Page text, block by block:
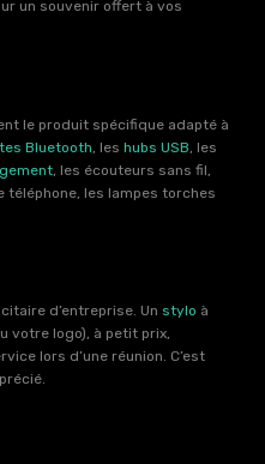
un souvenir offert à vos
le produit spécifique adapté à
Bluetooth , les hubs USB , les
, les écouteurs sans fil,
les lampes torches
d’entreprise. Un stylo à
votre logo), à petit prix,
lors d’une réunion. C’est